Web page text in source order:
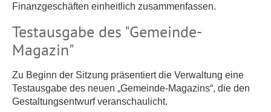
Finanzgeschäften einheitlich zusammenfassen.
Testausgabe des "Gemeinde-
Magazin"
Zu Beginn der Sitzung präsentiert die Verwaltung eine
Testausgabe des neuen „Gemeinde-Magazins“, die den
Gestaltungsentwurf veranschaulicht.